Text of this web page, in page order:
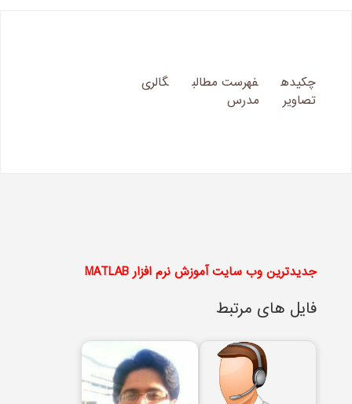
چکیده فهرست مطالب
گالری
تصاویر
مدرس
جدیدترین وب سایت آموزش نرم افزار MATLAB
فایل های مرتبط